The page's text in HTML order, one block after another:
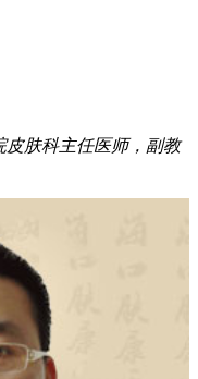
肤科主任医师，副教